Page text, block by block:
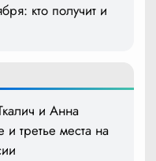
кто получит и
и Анна
третье места на